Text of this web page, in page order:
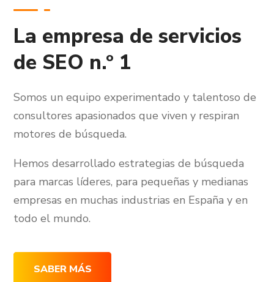
La empresa de servicios
de SEO n.º 1
Somos un equipo experimentado y talentoso de
consultores apasionados que viven y respiran
motores de búsqueda.
Hemos desarrollado estrategias de búsqueda
para marcas líderes, para pequeñas y medianas
empresas en muchas industrias en España y en
todo el mundo.
SABER MÁS